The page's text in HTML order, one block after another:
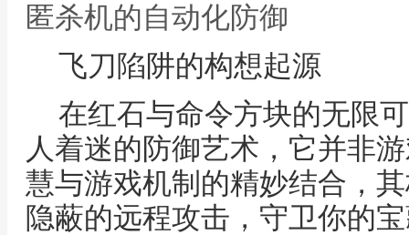
匿杀机的自动化防御
飞刀陷阱的构想起源
在红石与命令方块的无限
人着迷的防御艺术，它并非
慧与游戏机制的精妙结合，
隐蔽的远程攻击，守卫你的